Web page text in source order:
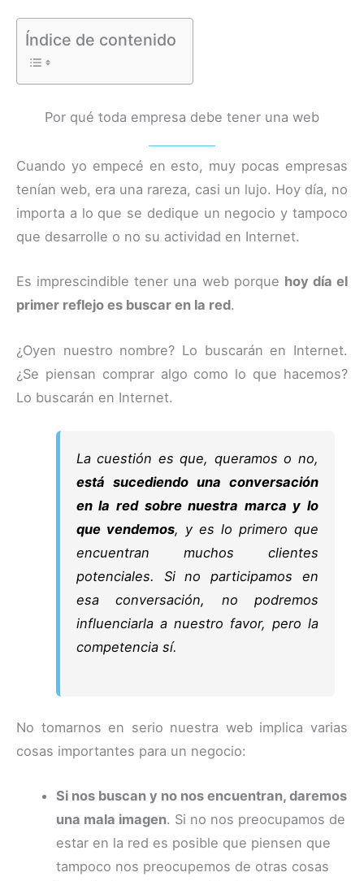
Índice de contenido
Por qué toda empresa debe tener una web
Cuando yo empecé en esto, muy pocas empresas
tenían web, era una rareza, casi un lujo. Hoy día, no
importa a lo que se dedique un negocio y tampoco
que desarrolle o no su actividad en Internet.
Es imprescindible tener una web porque hoy día el
primer reflejo es buscar en la red.
¿Oyen nuestro nombre? Lo buscarán en Internet.
¿Se piensan comprar algo como lo que hacemos?
Lo buscarán en Internet.
La cuestión es que, queramos o no,
está sucediendo una conversación
en la red sobre nuestra marca y lo
que vendemos, y es lo primero que
encuentran muchos clientes
potenciales. Si no participamos en
esa conversación, no podremos
influenciarla a nuestro favor, pero la
competencia sí.
No tomarnos en serio nuestra web implica varias
cosas importantes para un negocio:
Si nos buscan y no nos encuentran, daremos
una mala imagen. Si no nos preocupamos de
estar en la red es posible que piensen que
tampoco nos preocupemos de otras cosas